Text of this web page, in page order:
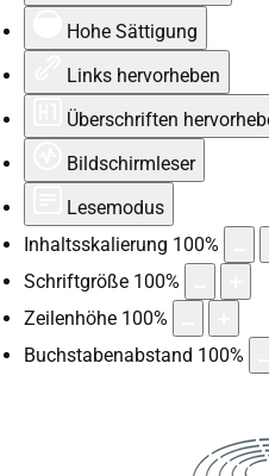
Hohe Sättigung
Links hervorheben
Überschriften
Bildschirmleser
Lesemodus
Inhaltsskalierung 100%
Schriftgröße 100%
Zeilenhöhe 100%
Buchstabenabstand 100%